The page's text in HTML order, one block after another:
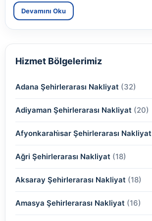
Devamını Oku
Hizmet Bölgelerimiz
Adana Şehirlerarası Nakliyat (32)
(2)
(2)
(2)
(2)
(2)
Adiyaman Şehirlerarası Nakliyat (20)
(2)
(2)
(2)
(2)
Afyonkarahi̇sar Şehirlerarası Nakliyat
(2)
(2)
(2)
Ağri Şehirlerarası Nakliyat (18)
(2)
(2)
Aksaray Şehirlerarası Nakliyat (18)
(2)
Amasya Şehirlerarası Nakliyat (16)